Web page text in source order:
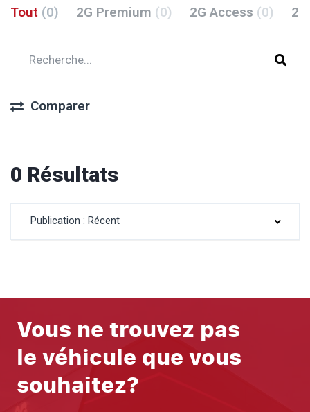
Tout (0) 2G Premium (0) 2G Access (0)
Comparer
0 Résultats
Publication : Récent
Vous ne trouvez pas
le véhicule que vous
souhaitez?